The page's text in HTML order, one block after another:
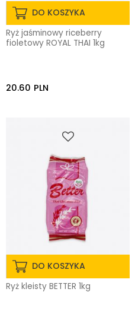
DO KOSZYKA
Ryż jaśminowy riceberry
fioletowy ROYAL THAI 1kg
20.60 PLN
DO KOSZYKA
Ryż kleisty BETTER 1kg